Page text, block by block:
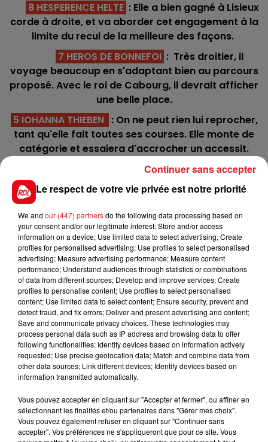
8 HESPERENCE HELTE : Elle a bien gagné à Lisieux
corde à droite, et va aborder cet engagement à la
limite du recul de la meilleure des façons.
7 HEROS DE BONNEFOI : Très droitier, il
voyage beaucoup en s'adaptant bien au parcours
proposé. Avec le roi de Cabourg, il devrait afficher
une belle place.
5 IOHANNA THIEBEN : On ne peut rien lui reprocher,
tant qu'elle fait toutes ses courses. Elle monte de
catégorie et essaiera d'accrocher un accessit.
: Ses 12 dernières sorties se sont
effectués corde à gauche, et revient plaqué/déf
pour ce quinté. Sur une pointe, il va en dépasser
plus d'un.
En direct des pistes :
Chateaubriant (R2) : 405 LOUISIS DU LUPIN - 803
ILMAT DES KECHES
FILS D'ACTUS
Le respect de votre vie privée est notre priorité
We and our (447) partnersdo the following data processing based on
your consent and/or our legitimate interest: Store and/or access
information on a device; Use limited data to select advertising; Create
profiles for personalised advertising; Use profiles to select personalised
advertising; Measure advertising performance; Measure content
performance; Understand audiences through statistics or combinations
of data from different sources; Develop and improve services; Create
profiles to personalise content; Use profiles to select personalised
content; Use limited data to select content; Ensure security, prevent and
detect fraud, and fix errors; Deliver and present advertising and content;
Save and communicate privacy choices. These technologies may
process personal data such as IP address and browsing data to offer
following functionalities: Identify devices based on information actively
requested; Use precise geolocation data; Match and combine data from
other data sources; Link different devices; Identify devices based on
information transmitted automatically.
Vous pouvez accepter en cliquant sur "Accepter et fermer", ou affiner en
sélectionnant les finalités et/ou partenaires dans "Gérer mes choix".
Vous pouvez également refuser en cliquant sur "Continuer sans
accepter". Vos préférences ne s'appliqueront que pour ce site. Vous
Continuer sans accepter